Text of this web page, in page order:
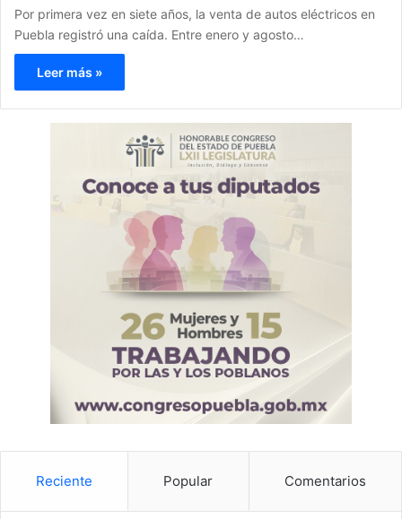
Por primera vez en siete años, la venta de autos eléctricos en
Puebla registró una caída. Entre enero y agosto…
Leer más »
Reciente Popular Comentarios